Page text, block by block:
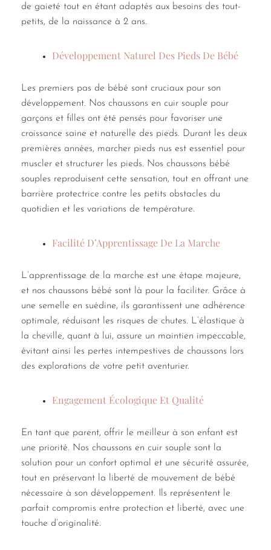
de gaieté tout en étant adaptés aux besoins des tout-
petits, de la naissance à 2 ans.
Développement Naturel Des Pieds De Bébé
Les premiers pas de bébé sont cruciaux pour son
développement. Nos chaussons en cuir souple pour
garçons et filles ont été pensés pour favoriser une
croissance saine et naturelle des pieds. Durant les deux
premières années, marcher pieds nus est essentiel pour
muscler et structurer les pieds. Nos chaussons bébé
souples reproduisent cette sensation, tout en offrant une
barrière protectrice contre les petits obstacles du
quotidien et les variations de température.
Facilité D’Apprentissage De La Marche
L’apprentissage de la marche est une étape majeure,
et nos chaussons bébé sont là pour la faciliter. Grâce à
une semelle en suédine, ils garantissent une adhérence
optimale, réduisant les risques de chutes. L’élastique à
la cheville, quant à lui, assure un maintien impeccable,
évitant ainsi les pertes intempestives de chaussons lors
des explorations de votre petit aventurier.
Engagement Écologique Et Qualité
En tant que parent, offrir le meilleur à son enfant est
une priorité. Nos chaussons en cuir souple sont la
solution pour un confort optimal et une sécurité assurée,
tout en préservant la liberté de mouvement de bébé
nécessaire à son développement. Ils représentent le
parfait compromis entre protection et liberté, avec une
touche d’originalité.